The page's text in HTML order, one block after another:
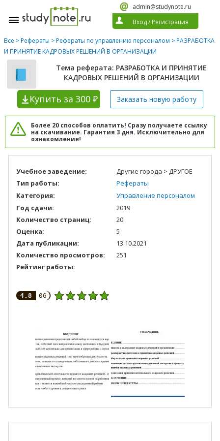
admin@studynote.ru
Вход/ Регистрация
Все >Рефераты >Рефераты по управлению персоналом > РАЗРАБОТКА
И ПРИНЯТИЕ КАДРОВЫХ РЕШЕНИЙ В ОРГАНИЗАЦИИ
Тема реферата: РАЗРАБОТКА И ПРИНЯТИЕ
КАДРОВЫХ РЕШЕНИЙ В ОРГАНИЗАЦИИ
Купить за 300 ₽ Заказать новую работу
Более 20 способов оплатить! Сразу получаете ссылку
на скачивание. Гарантия 3 дня. Исключительно для
ознакомления!
Учебное заведение:
Другие города > ДРУГОЕ
Тип работы:
Рефераты
Категория:
Управление персоналом
Год сдачи:
2019
Количество страниц:
20
Оценка:
5
Дата публикации:
13.10.2021
Количество просмотров:
251
Рейтинг работы:
4.8 06